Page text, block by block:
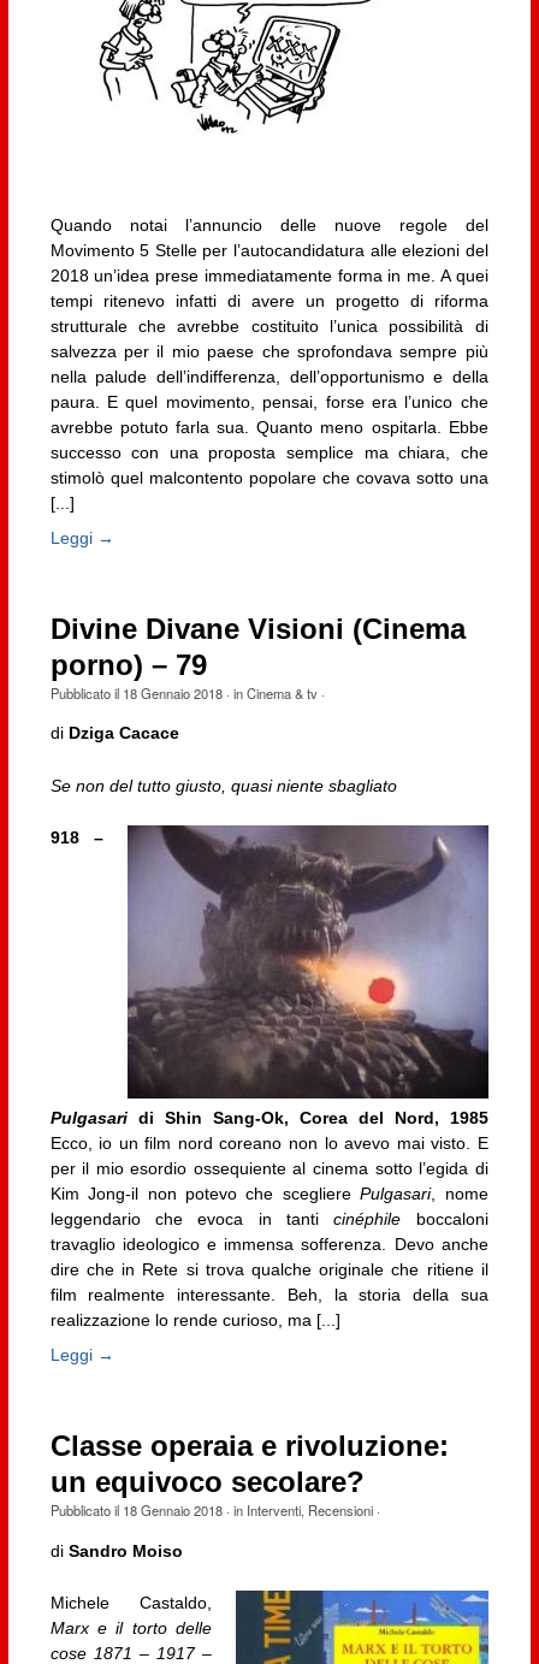
Quando notai l’annuncio delle nuove regole del
Movimento 5 Stelle per l’autocandidatura alle elezioni del
2018 un’idea prese immediatamente forma in me. A quei
tempi ritenevo infatti di avere un progetto di riforma
strutturale che avrebbe costituito l’unica possibilità di
salvezza per il mio paese che sprofondava sempre più
nella palude dell’indifferenza, dell’opportunismo e della
paura. E quel movimento, pensai, forse era l’unico che
avrebbe potuto farla sua. Quanto meno ospitarla. Ebbe
successo con una proposta semplice ma chiara, che
stimolò quel malcontento popolare che covava sotto una
[...]
Leggi →
Divine Divane Visioni (Cinema
porno) – 79
Pubblicato il 18 Gennaio 2018· inCinema & tv·
di Dziga Cacace
Se non del tutto giusto, quasi niente sbagliato
918 –
Pulgasaridi Shin Sang-Ok, Corea del Nord, 1985
Ecco, io un film nord coreano non lo avevo mai visto. E
per il mio esordio ossequiente al cinema sotto l’egida di
Kim Jong-il non potevo che sceglierePulgasari, nome
leggendario che evoca in tanticinéphile boccaloni
travaglio ideologico e immensa sofferenza. Devo anche
dire che in Rete si trova qualche originale che ritiene il
film realmente interessante. Beh, la storia della sua
realizzazione lo rende curioso, ma [...]
Leggi →
Classe operaia e rivoluzione:
un equivoco secolare?
Pubblicato il 18 Gennaio 2018· in Interventi, Recensioni·
di Sandro Moiso
Michele Castaldo,
Marx e il torto delle
cose 1871 – 1917 –